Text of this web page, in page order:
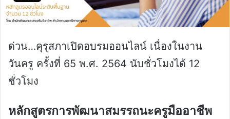
ด่วน…คุรุสภาเปิดอบรมออนไลน์ เนื่องในงาน
วันครู ครั้งที่ 65 พ.ศ. 2564 นับชั่วโมงได้ 12
ชั่วโมง
หลักสูตรการพัฒนาสมรรถนะครูมืออาชีพ